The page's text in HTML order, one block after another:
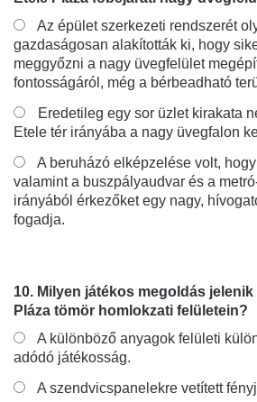
Az épület szerkezeti rendszerét
gazdaságosan alakították ki, hogy
meggyőzni a nagy üvegfelület
fontosságáról, még a bérbeadható
Eredetileg egy sor üzlet kirakata
Etele tér irányába a nagy üvegfalon
A beruházó elképzelése volt,
valamint a buszpályaudvar és a
irányából érkezőket egy nagy,
fogadja.
10. Milyen játékos megoldás jelenik
Pláza tömör homlokzati felületein?
A különböző anyagok felületi
adódó játékosság.
A szendvicspanelekre vetített